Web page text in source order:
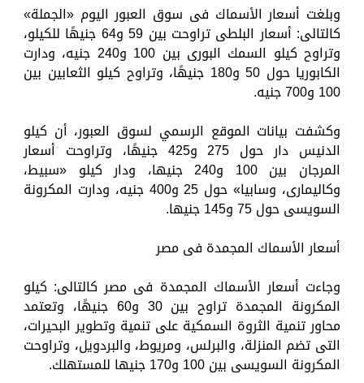
وبلغت أسعار الأسماك فى سوق العبور اليوم «الجملة»
كالتالى: أسعار البلطى تراوحت بين 59 و64 جنيهًا للكيلو،
وتراوح كيلو السمك البورى بين 100 و240 جنيه، ودارت
الكابوريا حول 50 و180 جنيهًا، وتراوح كيلو الثعابين بين
100 و700 جنيه.
وكشفت بيانات الموقع الرسمي لسوق العبور، أن كيلو
الدنيس دار حول 275 و425 جنيهًا، وتراوحت أسعار
المرجان بين 100 و240 جنيها، ودار كيلو «سبيط،
وكاليمارى، وسابيا» حول 25 و400 جنيه، ودارت المكرونة
السويسى حول 75 و145 جنيها.
أسعار الأسماك المجمدة فى مصر
وجاءت أسعار الأسماك المجمدة فى مصر كالتالى: كيلو
المكرونة المجمدة تراوح بين 30 و60 جنيهًا، وتعتمد
محاور تنمية الثروة السمكية على تنمية وتطوير البحيرات،
التى تضم المنزلة، والبرلس، ومريوط، والبردويل، وتراوحت
المكرونة السويسى بين 100 و170 جنيها للمستهلك.